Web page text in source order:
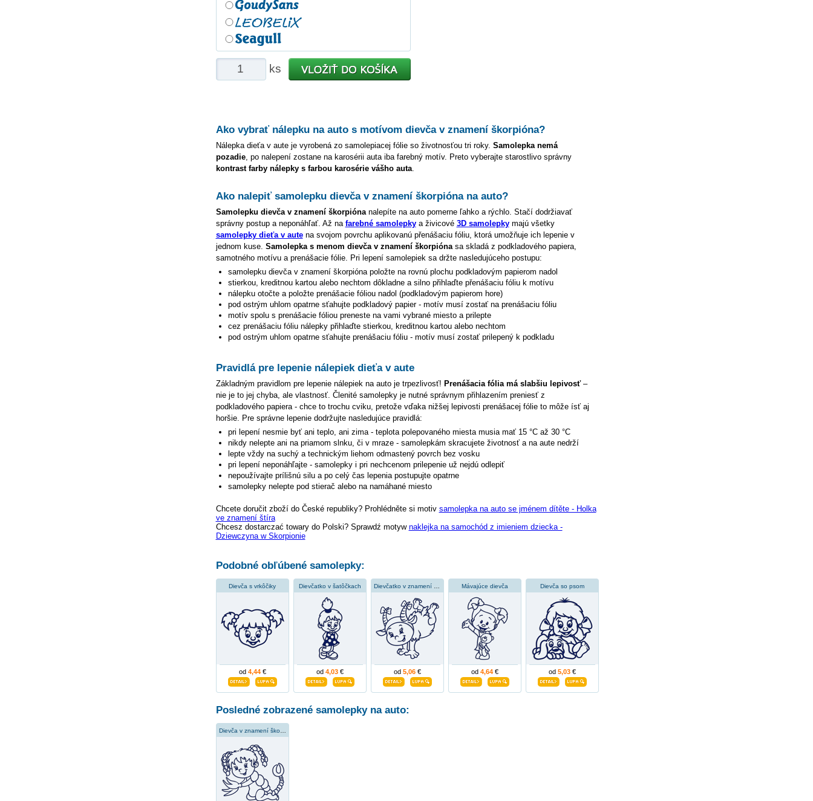
ks
Ako vybrať nálepku na auto s motívom dievča v znamení škorpióna?
Nálepka dieťa v aute je vyrobená zo samolepiacej fólie so životnosťou tri roky. Samolepka nemá
pozadie, po nalepení zostane na karosérii auta iba farebný motív. Preto vyberajte starostlivo správny
kontrast farby nálepky s farbou karosérie vášho auta.
Ako nalepiť samolepku dievča v znamení škorpiónana auto?
Samolepku dievča v znamení škorpiónanalepíte na auto pomerne ľahko a rýchlo. Stačí dodržiavať
správny postup a neponáhľať. Až na farebné samolepkya živicové 3D samolepkymajú všetky
samolepky dieťa v autena svojom povrchu aplikovanú přenášaciu fóliu, ktorá umožňuje ich lepenie v
jednom kuse. Samolepka s menom dievča v znamení škorpiónasa skladá z podkladového papiera,
samotného motívu a prenášacie fólie. Pri lepení samolepiek sa držte nasledujúceho postupu:
samolepku dievča v znamení škorpiónapoložte na rovnú plochu podkladovým papierom nadol
stierkou, kreditnou kartou alebo nechtom dôkladne a silno přihlaďte přenášaciu fóliu k motívu
nálepku otočte a položte prenášacie fóliou nadol (podkladovým papierom hore)
pod ostrým uhlom opatrne sťahujte podkladový papier - motív musí zostať na prenášaciu fóliu
motív spolu s prenášacie fóliou preneste na vami vybrané miesto a prilepte
cez prenášaciu fóliu nálepky přihlaďte stierkou, kreditnou kartou alebo nechtom
pod ostrým uhlom opatrne sťahujte prenášaciu fóliu - motív musí zostať prilepený k podkladu
Pravidlá pre lepenie nálepiek dieťa v aute
Základným pravidlom pre lepenie nálepiek na auto je trpezlivosť! Prenášacia fólia má slabšiu lepivosť–
nie je to jej chyba, ale vlastnosť. Členité samolepky je nutné správnym přihlazením preniesť z
podkladového papiera - chce to trochu cviku, pretože vďaka nižšej lepivosti prenášacej fólie to môže ísť aj
horšie. Pre správne lepenie dodržujte nasledujúce pravidlá:
pri lepení nesmie byť ani teplo, ani zima - teplota polepovaného miesta musia mať 15 °C až 30 °C
nikdy nelepte ani na priamom slnku, či v mraze - samolepkám skracujete životnosť a na aute nedrží
lepte vždy na suchý a technickým liehom odmastený povrch bez vosku
pri lepení neponáhľajte - samolepky i pri nechcenom prilepenie už nejdú odlepiť
nepoužívajte prílišnú silu a po celý čas lepenia postupujte opatrne
samolepky nelepte pod stierač alebo na namáhané miesto
Chcete doručit zboží do České republiky? Prohlédněte si motiv samolepka na auto se jménem dítěte - Holka
ve znamení štíra
Chcesz dostarczać towary do Polski? Sprawdź motyw naklejka na samochód z imieniem dziecka -
Dziewczyna w Skorpionie
Podobné obľúbené samolepky:
Dievča s vrkôčiky
od 4,44€
Dievčatko v šatôčkach
od 4,03€
Dievčatko v znamení býka
od 5,06€
Mávajúce dievča
od 4,64€
Dievča so psom
od 5,03€
Posledné zobrazené samolepky na auto:
Dievča v znamení škorpióna